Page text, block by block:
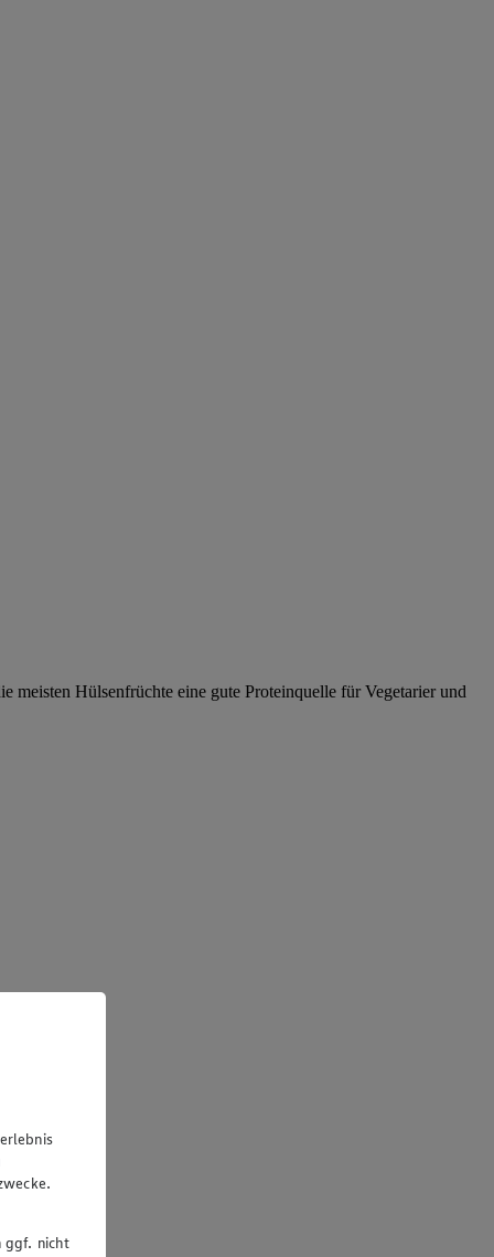
meisten Hülsenfrüchte eine gute Proteinquelle für Vegetarier und
ggf. nicht